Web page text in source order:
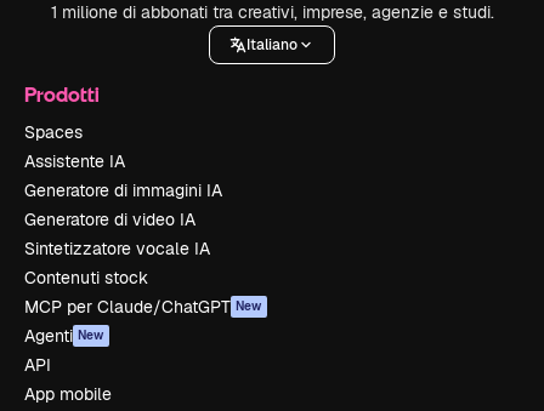
1 milione di abbonati tra creativi, imprese, agenzie e studi.
Italiano
Prodotti
Spaces
Assistente IA
Generatore di immagini IA
Generatore di video IA
Sintetizzatore vocale IA
Contenuti stock
MCP per Claude/ChatGPT New
Agenti New
API
App mobile